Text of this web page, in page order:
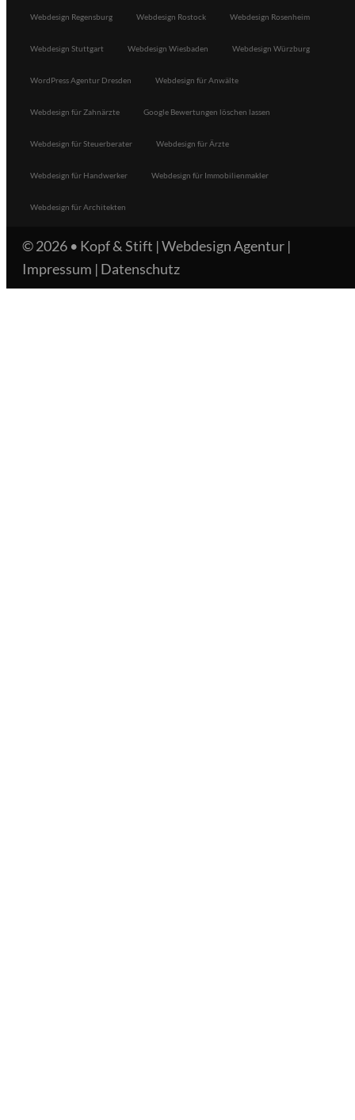
Webdesign Regensburg Webdesign Rostock Webdesign Rosenheim
Webdesign Stuttgart Webdesign Wiesbaden Webdesign Würzburg
WordPress Agentur Dresden Webdesign für Anwälte
Webdesign für Zahnärzte Google Bewertungen löschen lassen
Webdesign für Steuerberater Webdesign für Ärzte
Webdesign für Handwerker Webdesign für Immobilienmakler
Webdesign für Architekten
© 2026 • Kopf & Stift | Webdesign Agentur |
Impressum | Datenschutz